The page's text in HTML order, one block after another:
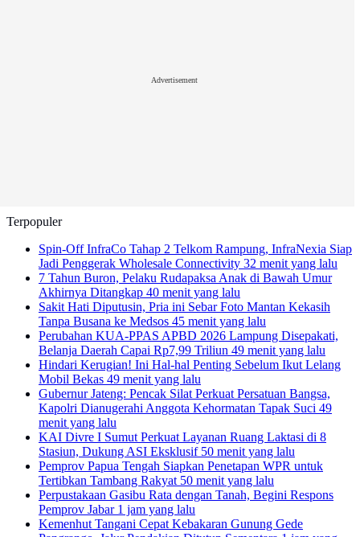
Advertisement
Terpopuler
Spin-Off InfraCo Tahap 2 Telkom Rampung, InfraNexia Siap
Jadi Penggerak Wholesale Connectivity 32 menit yang lalu
7 Tahun Buron, Pelaku Rudapaksa Anak di Bawah Umur
Akhirnya Ditangkap 40 menit yang lalu
Sakit Hati Diputusin, Pria ini Sebar Foto Mantan Kekasih
Tanpa Busana ke Medsos 45 menit yang lalu
Perubahan KUA-PPAS APBD 2026 Lampung Disepakati,
Belanja Daerah Capai Rp7,99 Triliun 49 menit yang lalu
Hindari Kerugian! Ini Hal-hal Penting Sebelum Ikut Lelang
Mobil Bekas 49 menit yang lalu
Gubernur Jateng: Pencak Silat Perkuat Persatuan Bangsa,
Kapolri Dianugerahi Anggota Kehormatan Tapak Suci 49
menit yang lalu
KAI Divre I Sumut Perkuat Layanan Ruang Laktasi di 8
Stasiun, Dukung ASI Eksklusif 50 menit yang lalu
Pemprov Papua Tengah Siapkan Penetapan WPR untuk
Tertibkan Tambang Rakyat 50 menit yang lalu
Perpustakaan Gasibu Rata dengan Tanah, Begini Respons
Pemprov Jabar 1 jam yang lalu
Kemenhut Tangani Cepat Kebakaran Gunung Gede